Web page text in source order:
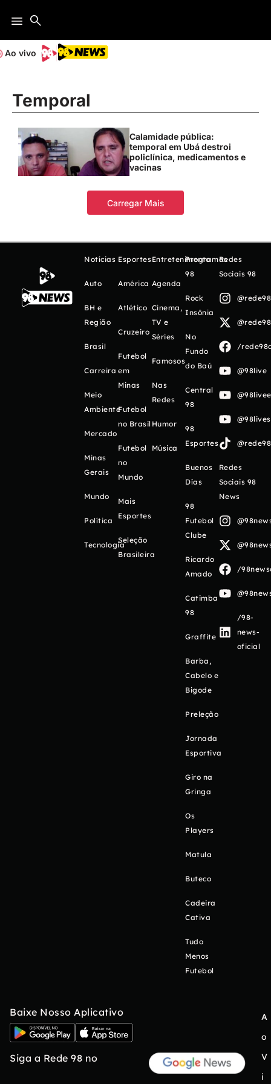
Ao vivo
Temporal
Calamidade pública:
temporal em Ubá destroi
policlínica, medicamentos e
vacinas
Carregar Mais
Notícias
Auto
BH e
Região
Brasil
Carreira
Meio
Ambiente
Mercado
Minas
Gerais
Mundo
Política
Tecnologia
Esportes
América
Atlético
Cruzeiro
Futebol
em
Minas
Futebol
no Brasil
Futebol
no
Mundo
Mais
Esportes
Seleção
Brasileira
Entretenimento
Agenda
Cinema,
TV e
Séries
Famosos
Nas
Redes
Humor
Música
Programas
98
Rock
Insônia
No
Fundo
do Baú
Central
98
98
Esportes
Buenos
Días
98
Futebol
Clube
Ricardo
Amado
Catimba
98
Graffite
Barba,
Cabelo e
Bigode
Preleção
Jornada
Esportiva
Giro na
Gringa
Os
Players
Matula
Buteco
Cadeira
Cativa
Tudo
Menos
Futebol
Redes
Sociais 98
/
@98live
Redes
Sociais 98
News
/
/98-
news-
oficial
Baixe Nosso Aplicativo
Siga a Rede 98 no
A
o
V
i